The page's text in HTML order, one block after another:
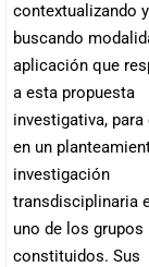
contextualizando y
buscando
aplicación que
a esta propuesta
investigativa,
en un
investigación
transdisciplinaria
uno de los grupos
constituidos. Sus